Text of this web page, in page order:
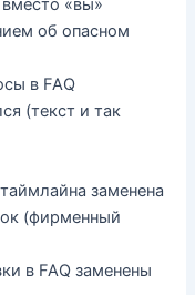
«вы»
об опасном
в FAQ
(текст и так
заменена
(фирменный
в FAQ заменены